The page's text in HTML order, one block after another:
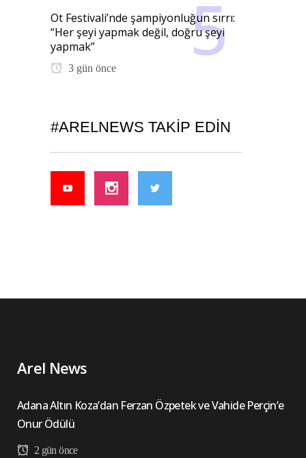
Ot Festivali’nde şampiyonluğun sırrı:
“Her şeyi yapmak değil, doğru şeyi
yapmak”
3 gün önce
#ARELNEWS TAKIP EDIN
Arel News
Adana Altın Koza’dan Ferzan Özpetek ve Vahide Perçin’e
Onur Ödülü
2 gün önce